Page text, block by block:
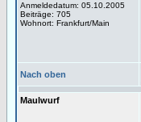
Anmeldedatum: 05.10.2005
Beiträge: 705
Wohnort: Frankfurt/Main
Nach oben
Maulwurf